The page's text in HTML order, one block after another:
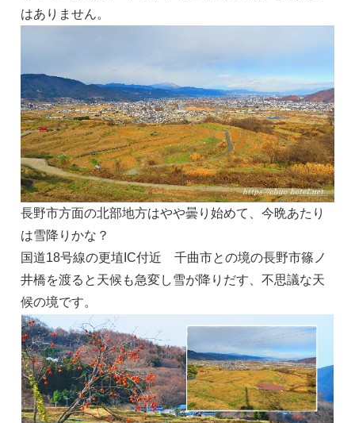
はありません。
長野市方面の北部地方はやや曇り始めて、今晩あたり
は雪降りかな？
国道18号線の更埴IC付近 千曲市との境の長野市篠ノ
井橋を渡ると天候も急変し雪が降りだす、不思議な天
候の境です。